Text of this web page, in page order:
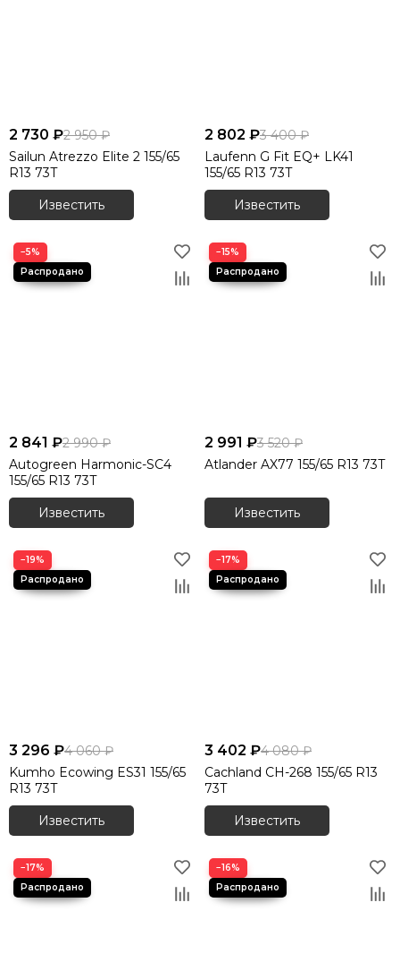
2 730 ₽2 950 ₽
Sailun Atrezzo Elite 2 155/65
R13 73T
Известить
2 802 ₽3 400 ₽
Laufenn G Fit EQ+ LK41
155/65 R13 73T
Известить
−5%
2 841 ₽2 990 ₽
Autogreen Harmonic-SC4
155/65 R13 73T
Известить
−15%
2 991 ₽3 520 ₽
Atlander AX77 155/65 R13 73T
Известить
−19%
3 296 ₽4 060 ₽
Kumho Ecowing ES31 155/65
R13 73T
Известить
−17%
3 402 ₽4 080 ₽
Cachland CH-268 155/65 R13
73T
Известить
−17% −16%